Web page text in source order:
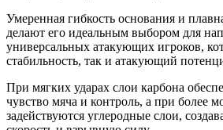
Умеренная гибкость основания и
делают его идеальным выбором для
универсальных атакующих игроков,
стабильность, так и атакующий
При мягких ударах слои карбона
чувство мяча и контроль, а при более
задействуются углеродные слои,